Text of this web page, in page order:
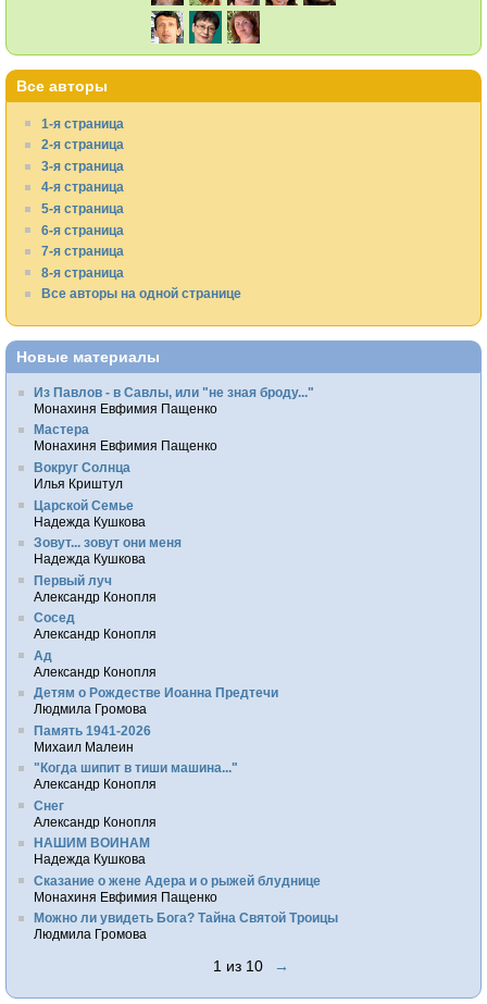
Все авторы
1-я страница
2-я страница
3-я страница
4-я страница
5-я страница
6-я страница
7-я страница
8-я страница
Все авторы на одной странице
Новые материалы
Из Павлов - в Савлы, или "не зная броду..."
Монахиня Евфимия Пащенко
Мастера
Монахиня Евфимия Пащенко
Вокруг Солнца
Илья Криштул
Царской Семье
Надежда Кушкова
Зовут... зовут они меня
Надежда Кушкова
Первый луч
Александр Конопля
Сосед
Александр Конопля
Ад
Александр Конопля
Детям о Рождестве Иоанна Предтечи
Людмила Громова
Память 1941-2026
Михаил Малеин
"Когда шипит в тиши машина..."
Александр Конопля
Снег
Александр Конопля
НАШИМ ВОИНАМ
Надежда Кушкова
Сказание о жене Адера и о рыжей блуднице
Монахиня Евфимия Пащенко
Можно ли увидеть Бога? Тайна Святой Троицы
Людмила Громова
1 из 10 →